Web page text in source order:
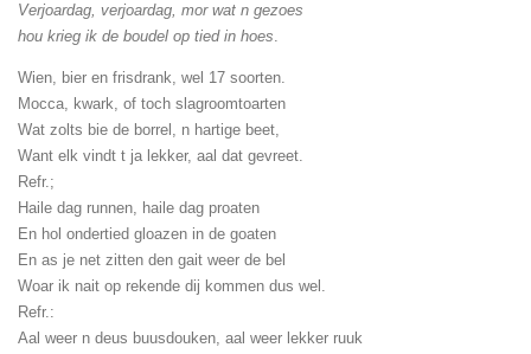
Verjoardag, verjoardag, mor wat n gezoes
hou krieg ik de boudel op tied in hoes.
Wien, bier en frisdrank, wel 17 soorten.
Mocca, kwark, of toch slagroomtoarten
Wat zolts bie de borrel, n hartige beet,
Want elk vindt t ja lekker, aal dat gevreet.
Refr.;
Haile dag runnen, haile dag proaten
En hol ondertied gloazen in de goaten
En as je net zitten den gait weer de bel
Woar ik nait op rekende dij kommen dus wel.
Refr.:
Aal weer n deus buusdouken, aal weer lekker ruuk